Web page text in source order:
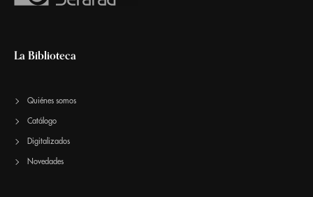
La Biblioteca
Quiénes somos
Catálogo
Digitalizados
Novedades